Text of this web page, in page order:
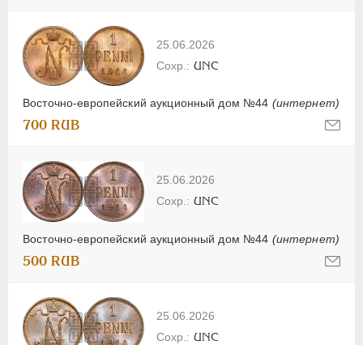
25.06.2026
Восточно-европейский аукционный дом №44 (интернет)
UNC
700 RUB
25.06.2026
Восточно-европейский аукционный дом №44 (интернет)
UNC
500 RUB
25.06.2026
UNC